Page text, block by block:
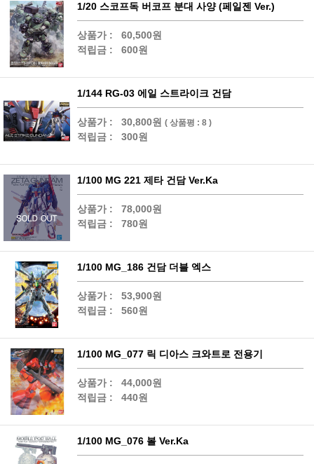
1/20 스코프독 버코프 분대 사양 (페일젠 Ver.)
상품가 :
60,500원
적립금 :
600원
1/144 RG-03 에일 스트라이크 건담
상품가 : 30,800원 ( 상품평 : 8 )
적립금 : 300원
1/100 MG 221 제타 건담 Ver.Ka
상품가 :
78,000원
적립금 :
780원
1/100 MG_186 건담 더블 엑스
상품가 :
53,900원
적립금 :
560원
1/100 MG_077 릭 디아스 크와트로 전용기
상품가 :
44,000원
적립금 :
440원
1/100 MG_076 볼 Ver.Ka